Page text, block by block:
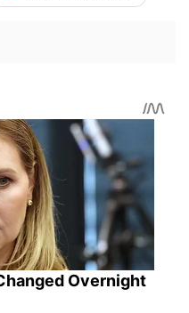
Overnight